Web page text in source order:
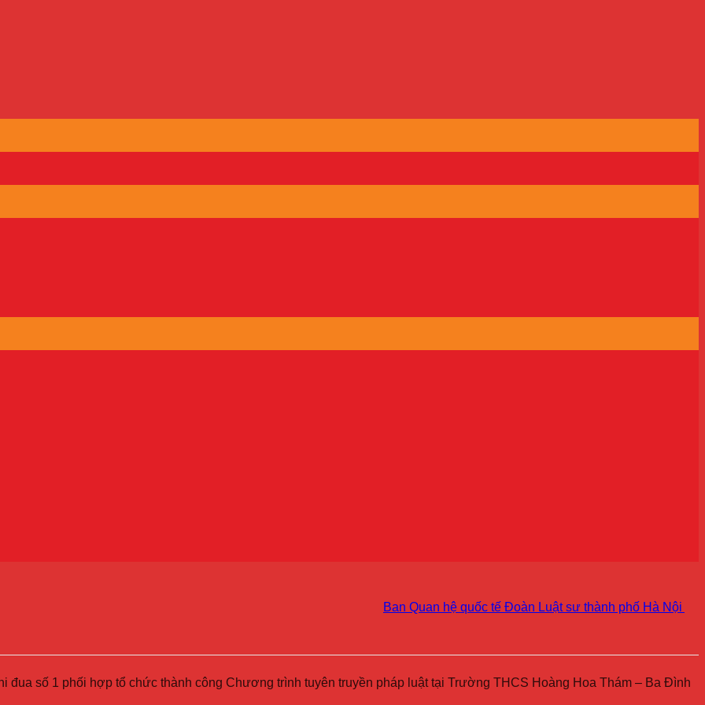
Ban Quan hệ quốc tế Đoàn Luật sư thành phố Hà Nội kiện
đua số 1 phối hợp tổ chức thành công Chương trình tuyên truyền pháp luật tại Trường THCS Hoàng Hoa Thám – Ba Đình